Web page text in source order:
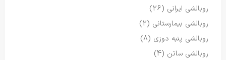
روبالشی ایرانی (26)
روبالشی بیمارستانی (2)
روبالشی پنبه دوزی (8)
روبالشی ساتن (4)